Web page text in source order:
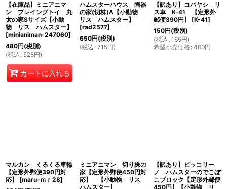
【在庫品】ミニアニマ
ン プレイングトイ 丸
太の家Sサイズ【小動
物 リス ハムスター】
[minianiman-247060]
480円(税別)
(税込 : 528円)
カートに入れる
ハムスターハウス 陶器
の家(切株)A【小動物
リス ハムスター】
[rad2577]
650円(税別)
(税込 : 715円)
【訳あり】コバヤシ リ
ス車 K-41 【定形外
郵便390円】
[K-41]
150円(税別)
(税込 : 165円)
希望小売価格: 400円
マルカン くるくる車輪
【定形外郵便390円対
応】
[maru-ｍｒ28]
ミニアニマン 切り株の
家【定形外郵便450円対
応】 【小動物 リス
ハムスター】
【訳あり】ピッコリー
ノ ハムスターのでこぼ
こブロック【定形外郵便
450円】【小動物 リ